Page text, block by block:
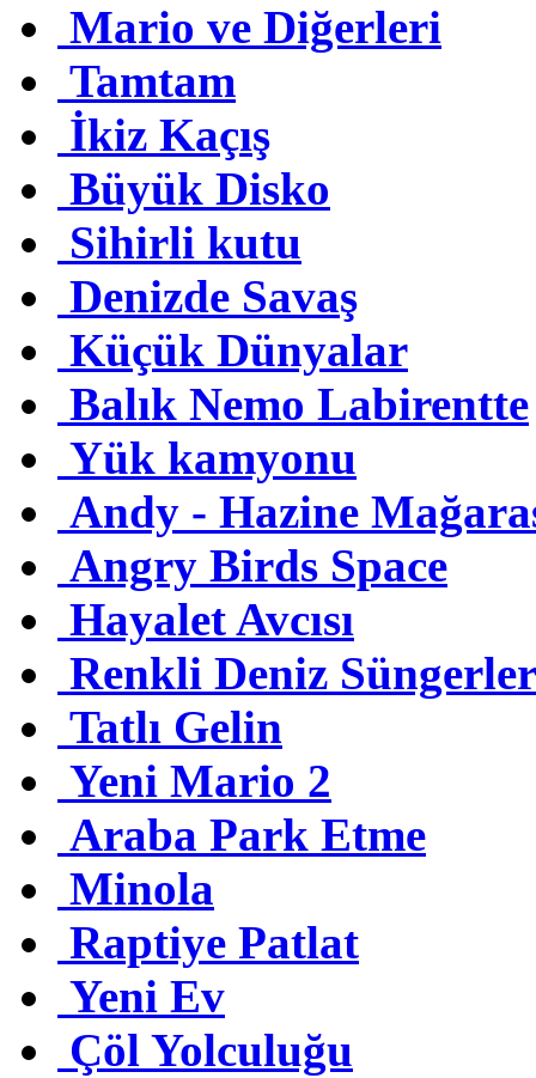
Mario ve Diğerleri
Tamtam
İkiz Kaçış
Büyük Disko
Sihirli kutu
Denizde Savaş
Küçük Dünyalar
Balık Nemo Labirentte
Yük kamyonu
Andy - Hazine
Angry Birds Space
Hayalet Avcısı
Renkli Deniz
Tatlı Gelin
Yeni Mario 2
Araba Park Etme
Minola
Raptiye Patlat
Yeni Ev
Çöl Yolculuğu